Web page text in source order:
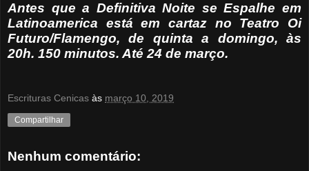
Antes que a Definitiva Noite se Espalhe em
Latinoamerica está em cartaz no Teatro Oi
Futuro/Flamengo, de quinta a domingo, às
20h. 150 minutos. Até 24 de março.
Escrituras Cenicas às março 10, 2019
Compartilhar
Nenhum comentário: